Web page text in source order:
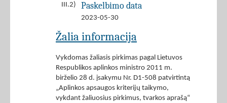
III.2) Paskelbimo data
2023-05-30
Žalia informacija
Vykdomas žaliasis pirkimas pagal Lietuvos
Respublikos aplinkos ministro 2011 m.
birželio 28 d. įsakymu Nr. D1-508 patvirtintą
„Aplinkos apsaugos kriterijų taikymo,
vykdant žaliuosius pirkimus, tvarkos aprašą“